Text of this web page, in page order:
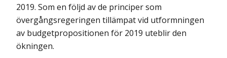
2019. Som en följd av de principer som
övergångsregeringen tillämpat vid utformningen
av budgetpropositionen för 2019 uteblir den
ökningen.